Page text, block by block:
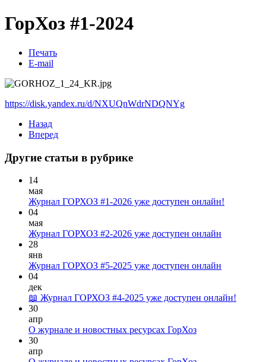
ГорХоз #1-2024
Печать
E-mail
https://disk.yandex.ru/d/NXUQnWdrNDQNYg
Назад
Вперед
Другие статьи в рубрике
14
мая
Журнал ГОРХОЗ #1-2026 уже доступен онлайн!
04
мая
Журнал ГОРХОЗ #2-2026 уже доступен онлайн
28
янв
Журнал ГОРХОЗ #5-2025 уже доступен онлайн
04
дек
📖 Журнал ГОРХОЗ #4-2025 уже доступен онлайн!
30
апр
О журнале и новостных ресурсах ГорХоз
30
апр